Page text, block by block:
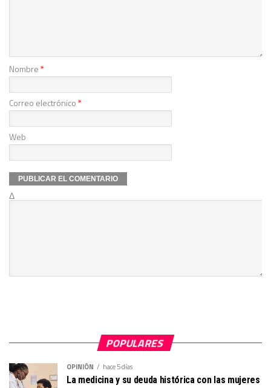
Nombre*
Correo electrónico*
Web
Δ
POPULARES
OPINIÓN hace 5 días
La medicina y su deuda histórica con las mujeres